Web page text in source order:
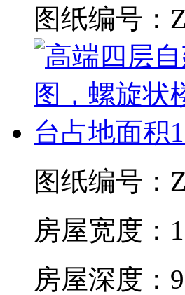
图纸编号：
图纸编号：
房屋宽度：
房屋深度：